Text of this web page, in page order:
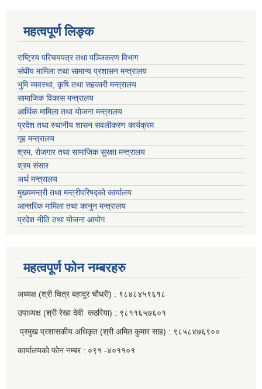
महत्वपूर्ण लि‍‍‍‍‍‌ङ्क
राष्ट्रिय परिचयपत्र तथा पञ्जिकरण विभाग
संघीय मामिला तथा सामान्य प्रशासन मन्त्रालय
भुमि व्यवस्था, कृषि तथा सहकारी मन्त्रालय
सामाजिक विकास मन्त्रालय
आर्थिक मामिला तथा याेजना मन्त्रालय
प्रदेश तथा स्थानीय शासन सवलीकरण कार्यक्रम
गृह मन्त्रालय
श्रम, रोजगार तथा सामाजिक सुरक्षा मन्त्रालय
श्रम संसार
अर्थ मन्त्रालय
मुख्यमन्त्री तथा मन्त्रीपरिषद्को कार्यालय
आन्तरिक मामिला तथा कानुन मन्त्रालय
प्रदेश नीति तथा योजना आयोग
महत्वपूर्ण फाेन नम्बरहरु
अध्यक्ष (श्री चित्र बहादुर चाैधरी) : ९८४८४५९६१८
उपाध्यक्ष (श्री रेखा देवी कठरिया) : ९८११६५७६०१
प्रमुख प्रशासकीय अधिकृत (श्री अमित कुमार साह) : ९८५८४७६९००
कार्यालयकाे फाेन नम्बर : ०९१ -४०११०१